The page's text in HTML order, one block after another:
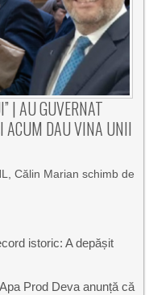
| AU GUVERNAT
ACUM DAU VINA UNII
Călin Marian schimb de
istoric: A depășit
Prod Deva anunță că